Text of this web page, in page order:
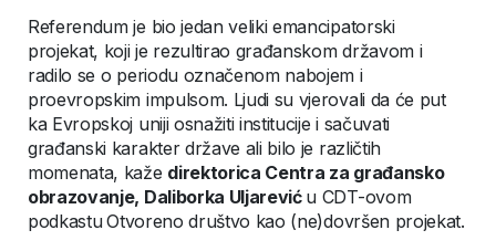
Referendum je bio jedan veliki emancipatorski
projekat, koji je rezultirao građanskom državom i
radilo se o periodu označenom nabojem i
proevropskim impulsom. Ljudi su vjerovali da će put
ka Evropskoj uniji osnažiti institucije i sačuvati
građanski karakter države ali bilo je različtih
momenata, kaže direktorica Centra za građansko
obrazovanje, Daliborka Uljarević u CDT-ovom
podkastuOtvoreno društvo kao (ne)dovršen projekat.